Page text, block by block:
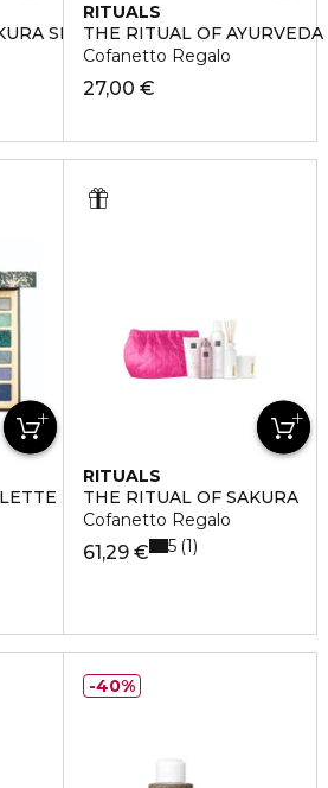
SMALL
RITUALS
THE RITUAL OF
Cofanetto Regalo
27,00 €
RITUALS
THE RITUAL OF SAKURA
Cofanetto Regalo
61,29 € 5 1
40%